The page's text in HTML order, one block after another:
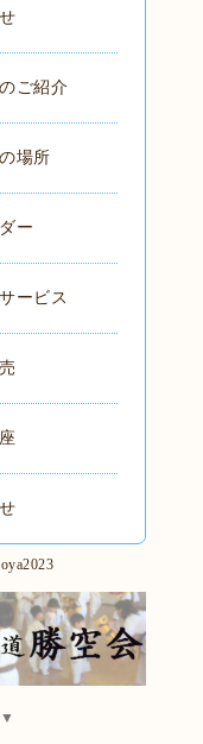
ご紹介
場所
ー
ービス
▼